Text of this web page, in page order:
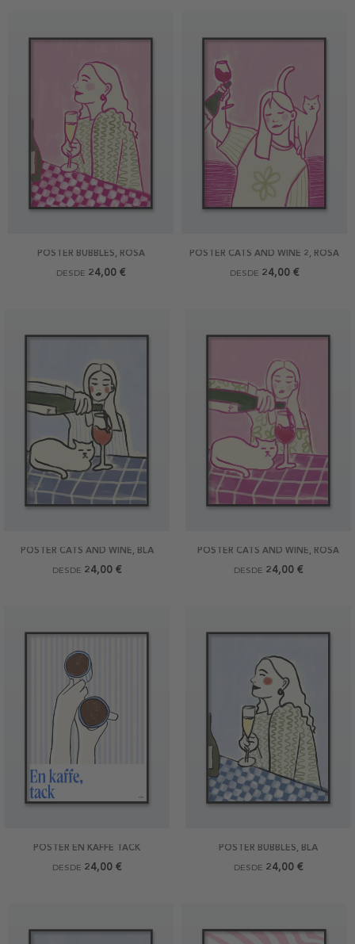
POSTER BUBBLES, ROSA
DESDE 24,00 €
POSTER CATS AND WINE 2, ROSA
DESDE 24,00 €
POSTER CATS AND WINE, BLÅ
DESDE 24,00 €
POSTER CATS AND WINE, ROSA
DESDE 24,00 €
POSTER EN KAFFE TACK
DESDE 24,00 €
POSTER BUBBLES, BLÅ
DESDE 24,00 €